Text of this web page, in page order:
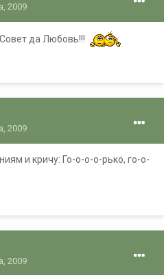
2009
да Любовь!!!
2009
и кричу: Го-о-о-о-рько, го-о-
2009